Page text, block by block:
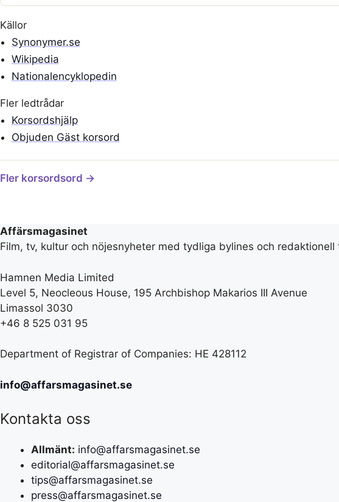
Källor
Synonymer.se
Wikipedia
Nationalencyklopedin
Fler ledtrådar
Korsordshjälp
Objuden Gäst korsord
Fler korsordsord →
Affärsmagasinet
Film, tv, kultur och nöjesnyheter med tydliga bylines och redaktionell
Hamnen Media Limited
Level 5, Neocleous House, 195 Archbishop Makarios III Avenue
Limassol 3030
+46 8 525 031 95
Department of Registrar of Companies: HE 428112
info@affarsmagasinet.se
Kontakta oss
Allmänt: info@affarsmagasinet.se
editorial@affarsmagasinet.se
tips@affarsmagasinet.se
press@affarsmagasinet.se